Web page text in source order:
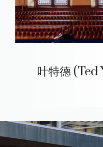
叶特德 (Ted